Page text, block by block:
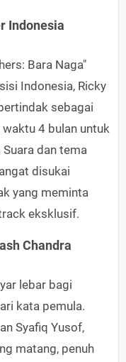
Indonesia
Bara Naga"
Indonesia, Ricky
sebagai
4 bulan untuk
dan tema
disukai
yang meminta
eksklusif.
Chandra
lebar bagi
kata pemula.
Syafiq Yusof,
matang, penuh